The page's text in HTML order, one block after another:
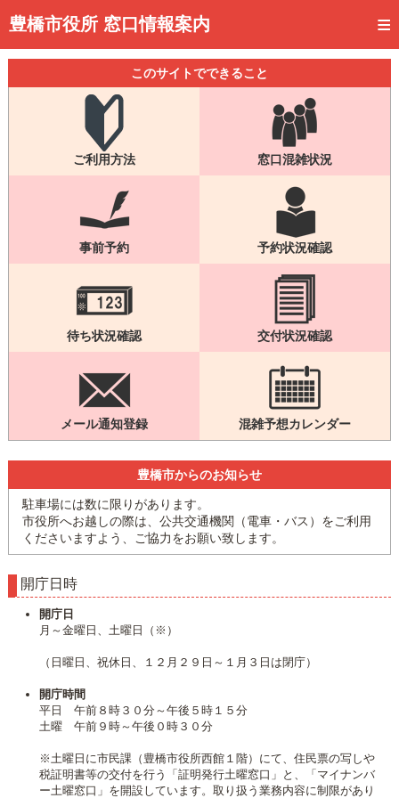
豊橋市役所 窓口情報案内
トップページ
ご利用方法
予約状況確認
窓口混雑状況
待ち状況確認
交付状況確認
混雑予想カレンダー
このサイトでできること
ご利用方法 窓口混雑状況
事前予約 予約状況確認
待ち状況確認 交付状況確認
メール通知登録 混雑予想カレンダー
豊橋市からのお知らせ
駐車場には数に限りがあります。
市役所へお越しの際は、公共交通機関（電車・バス）をご利用
くださいますよう、ご協力をお願い致します。
開庁日時
開庁日
月～金曜日、土曜日（※）
（日曜日、祝休日、１２月２９日～１月３日は閉庁）
開庁時間
平日 午前８時３０分～午後５時１５分
土曜 午前９時～午後０時３０分
※土曜日に市民課（豊橋市役所西館１階）にて、住民票の写しや
税証明書等の交付を行う「証明発行土曜窓口」と、「マイナンバ
ー土曜窓口」を開設しています。取り扱う業務内容に制限があり